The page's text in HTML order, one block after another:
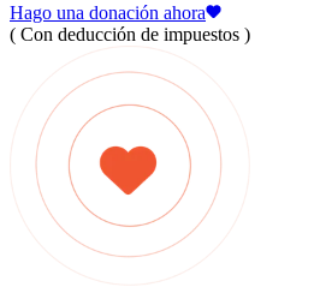
Hago una donación ahora
( Con deducción de impuestos )